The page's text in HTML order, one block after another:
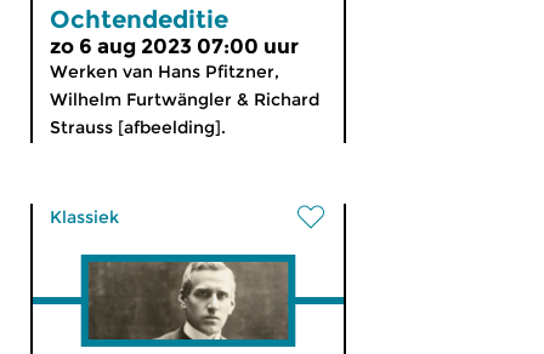
Ochtendeditie
zo 6 aug 2023 07:00 uur
Werken van Hans Pfitzner,
Wilhelm Furtwängler & Richard
Strauss [afbeelding].
Klassiek